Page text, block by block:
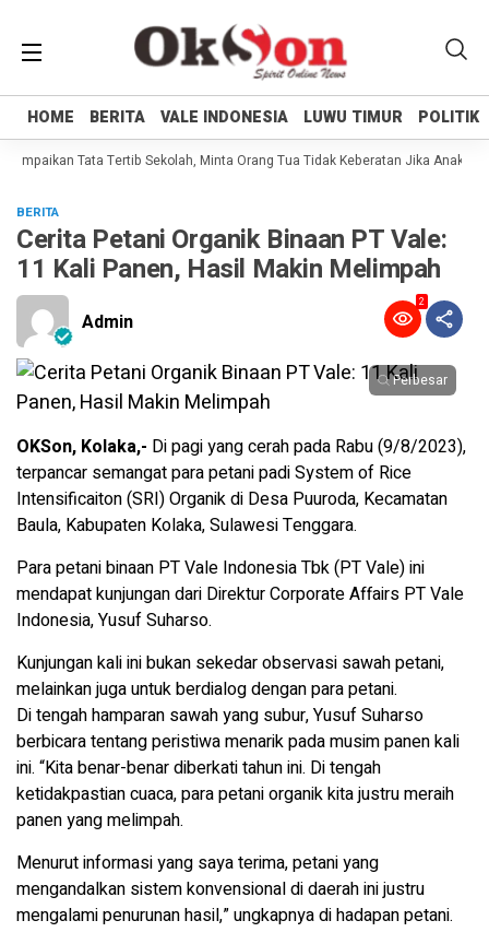
HOME BERITA VALE INDONESIA LUWU TIMUR POLITIK
HOME BERITA VALE INDONESIA LUWU TIMUR POLITIK
Tata Tertib Sekolah, Minta Orang Tua Tidak Keberatan Jika Anaknya
BERITA
Cerita Petani Organik Binaan PT Vale:
11 Kali Panen, Hasil Makin Melimpah
Admin
2
Perbesar
OKSon, Kolaka,- Di pagi yang cerah pada Rabu (9/8/2023),
terpancar semangat para petani padi System of Rice
Intensificaiton (SRI) Organik di Desa Puuroda, Kecamatan
Baula, Kabupaten Kolaka, Sulawesi Tenggara.
Para petani binaan PT Vale Indonesia Tbk (PT Vale) ini
mendapat kunjungan dari Direktur Corporate Affairs PT Vale
Indonesia, Yusuf Suharso.
Kunjungan kali ini bukan sekedar observasi sawah petani,
melainkan juga untuk berdialog dengan para petani.
Di tengah hamparan sawah yang subur, Yusuf Suharso
berbicara tentang peristiwa menarik pada musim panen kali
ini. “Kita benar-benar diberkati tahun ini. Di tengah
ketidakpastian cuaca, para petani organik kita justru meraih
panen yang melimpah.
Menurut informasi yang saya terima, petani yang
mengandalkan sistem konvensional di daerah ini justru
mengalami penurunan hasil,” ungkapnya di hadapan petani.